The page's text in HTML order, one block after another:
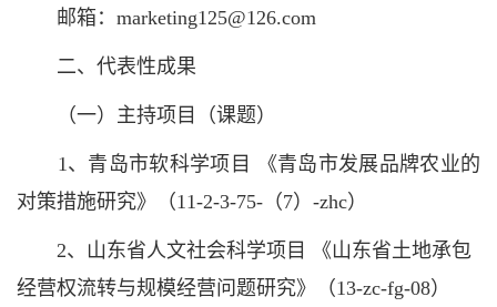
邮箱：marketing125@126.com
二、代表性成果
（一）主持项目（课题）
1、青岛市软科学项目 《青岛市发展品牌农业的
对策措施研究》（11-2-3-75-（7）-zhc）
2、山东省人文社会科学项目 《山东省土地承包
经营权流转与规模经营问题研究》（13-zc-fg-08）